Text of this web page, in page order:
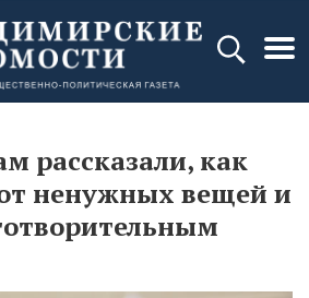
рассказали, как
ненужных вещей и